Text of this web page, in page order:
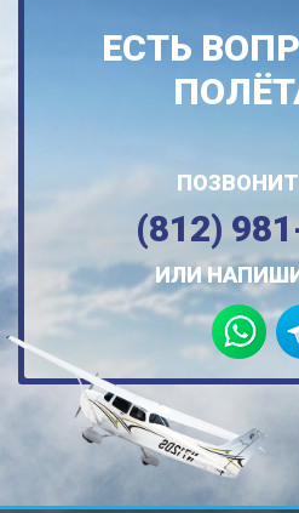
ЕСТЬ
(812)
ИЛИ